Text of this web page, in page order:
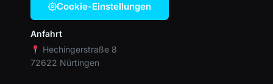
Cookie-Einstellungen
Anfahrt
Hechingerstraße 8
72622 Nürtingen